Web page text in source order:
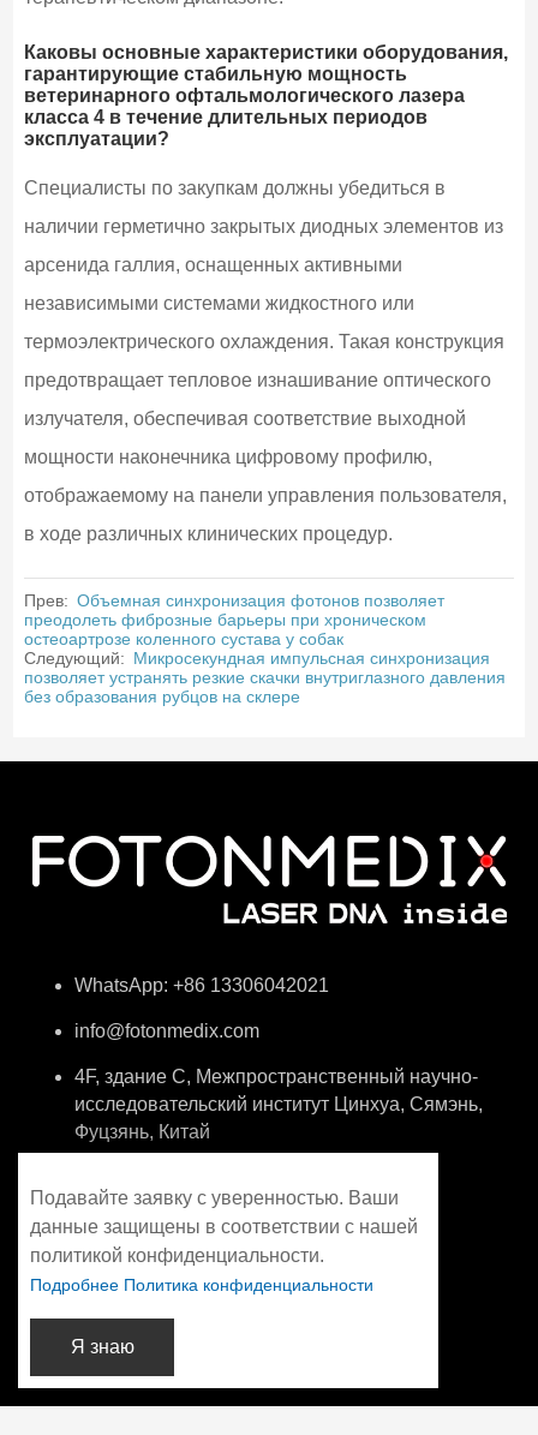
Каковы основные характеристики оборудования,
гарантирующие стабильную мощность
ветеринарного офтальмологического лазера
класса 4 в течение длительных периодов
эксплуатации?
Специалисты по закупкам должны убедиться в
наличии герметично закрытых диодных элементов из
арсенида галлия, оснащенных активными
независимыми системами жидкостного или
термоэлектрического охлаждения. Такая конструкция
предотвращает тепловое изнашивание оптического
излучателя, обеспечивая соответствие выходной
мощности наконечника цифровому профилю,
отображаемому на панели управления пользователя,
в ходе различных клинических процедур.
Прев: Объемная синхронизация фотонов позволяет
преодолеть фиброзные барьеры при хроническом
остеоартрозе коленного сустава у собак
Следующий: Микросекундная импульсная синхронизация
позволяет устранять резкие скачки внутриглазного давления
без образования рубцов на склере
WhatsApp: +86 13306042021
info@fotonmedix.com
4F, здание C, Межпространственный научно-
исследовательский институт Цинхуа, Сямэнь,
Фуцзянь, Китай
Подавайте заявку с уверенностью. Ваши
данные защищены в соответствии с нашей
политикой конфиденциальности.
Подробнее Политика конфиденциальности
Я знаю